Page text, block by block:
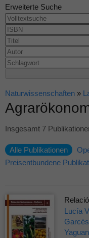
Erweiterte Suche
Naturwissenschaften »
Insgesamt 7
Alle Publikationen
Preisentbundene
Lucía
Garcés